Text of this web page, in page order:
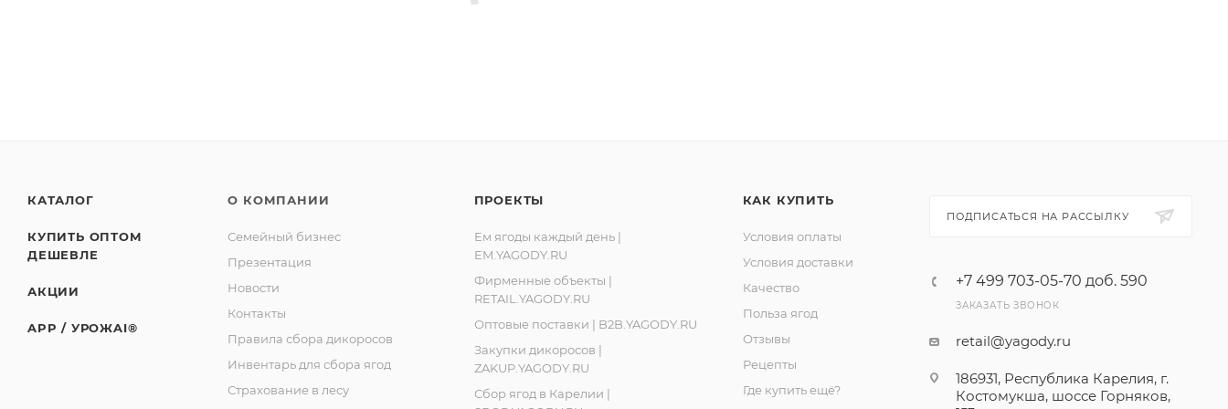
КАТАЛОГ
КУПИТЬ ОПТОМ
ДЕШЕВЛЕ
АКЦИИ
APP / УРОЖAI®
О КОМПАНИИ
Семейный бизнес
Презентация
Новости
Контакты
Правила сбора дикоросов
Инвентарь для сбора ягод
Страхование в лесу
ПРОЕКТЫ
Ем ягоды каждый день |
EM.YAGODY.RU
Фирменные объекты |
RETAIL.YAGODY.RU
Оптовые поставки | B2B.YAGODY.RU
Закупки дикоросов |
ZAKUP.YAGODY.RU
Сбор ягод в Карелии |
КАК КУПИТЬ
Условия оплаты
Условия доставки
Качество
Польза ягод
Отзывы
Рецепты
Где купить ещё?
ПОДПИСАТЬСЯ НА РАССЫЛКУ
+7 499 703-05-70 доб. 590
ЗАКАЗАТЬ ЗВОНОК
retail@yagody.ru
186931, Республика Карелия, г.
Костомукша, шоссе Горняков,